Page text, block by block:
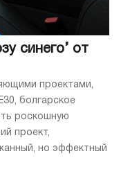
синего’ от
проектами,
болгарское
роскошную
проект,
но эффектный